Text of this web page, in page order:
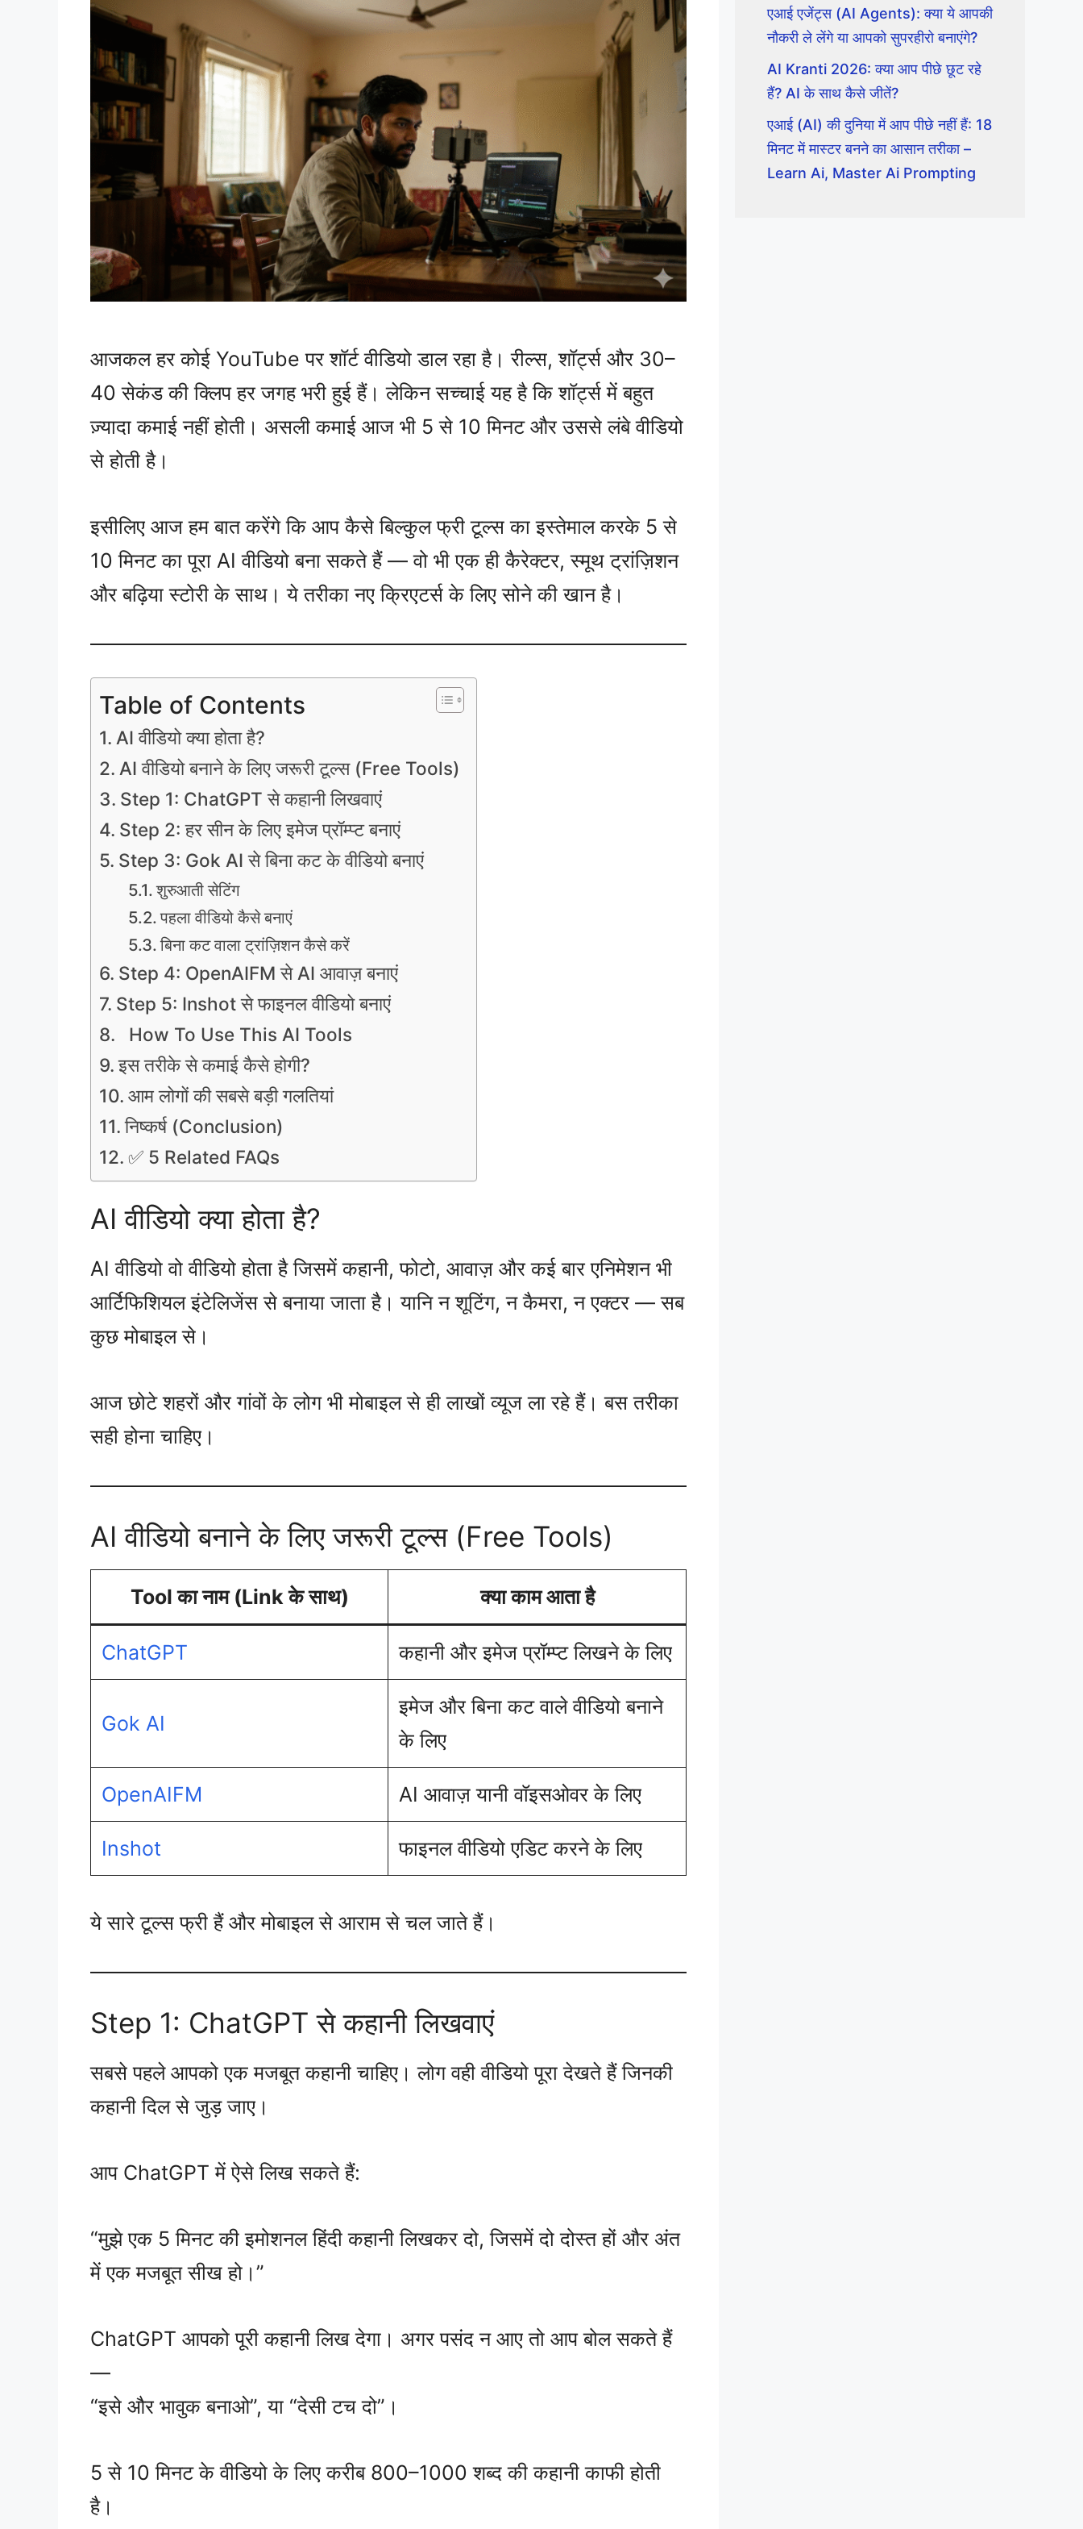
आजकल हर कोई YouTube पर शॉर्ट वीडियो डाल रहा है। रील्स, शॉर्ट्स और 30–
40 सेकंड की क्लिप हर जगह भरी हुई हैं। लेकिन सच्चाई यह है कि शॉर्ट्स में बहुत
ज़्यादा कमाई नहीं होती। असली कमाई आज भी 5 से 10 मिनट और उससे लंबे वीडियो
से होती है।
इसीलिए आज हम बात करेंगे कि आप कैसे बिल्कुल फ्री टूल्स का इस्तेमाल करके 5 से
10 मिनट का पूरा AI वीडियो बना सकते हैं — वो भी एक ही कैरेक्टर, स्मूथ ट्रांज़िशन
और बढ़िया स्टोरी के साथ। ये तरीका नए क्रिएटर्स के लिए सोने की खान है।
Table of Contents
AI वीडियो क्या होता है?
AI वीडियो बनाने के लिए जरूरी टूल्स (Free Tools)
Step 1: ChatGPT से कहानी लिखवाएं
Step 2: हर सीन के लिए इमेज प्रॉम्प्ट बनाएं
Step 3: Gok AI से बिना कट के वीडियो बनाएं
शुरुआती सेटिंग
पहला वीडियो कैसे बनाएं
बिना कट वाला ट्रांज़िशन कैसे करें
Step 4: OpenAIFM से AI आवाज़ बनाएं
Step 5: Inshot से फाइनल वीडियो बनाएं
How To Use This AI Tools
इस तरीके से कमाई कैसे होगी?
आम लोगों की सबसे बड़ी गलतियां
निष्कर्ष (Conclusion)
✅ 5 Related FAQs
AI वीडियो क्या होता है?
AI वीडियो वो वीडियो होता है जिसमें कहानी, फोटो, आवाज़ और कई बार एनिमेशन भी
आर्टिफिशियल इंटेलिजेंस से बनाया जाता है। यानि न शूटिंग, न कैमरा, न एक्टर — सब
कुछ मोबाइल से।
आज छोटे शहरों और गांवों के लोग भी मोबाइल से ही लाखों व्यूज ला रहे हैं। बस तरीका
सही होना चाहिए।
AI वीडियो बनाने के लिए जरूरी टूल्स (Free Tools)
Tool का नाम (Link के साथ) क्या काम आता है
ChatGPT कहानी और इमेज प्रॉम्प्ट लिखने के लिए
Gok AI
इमेज और बिना कट वाले वीडियो बनाने
के लिए
OpenAIFM AI आवाज़ यानी वॉइसओवर के लिए
Inshot फाइनल वीडियो एडिट करने के लिए
ये सारे टूल्स फ्री हैं और मोबाइल से आराम से चल जाते हैं।
Step 1: ChatGPT से कहानी लिखवाएं
सबसे पहले आपको एक मजबूत कहानी चाहिए। लोग वही वीडियो पूरा देखते हैं जिनकी
कहानी दिल से जुड़ जाए।
आप ChatGPT में ऐसे लिख सकते हैं:
“मुझे एक 5 मिनट की इमोशनल हिंदी कहानी लिखकर दो, जिसमें दो दोस्त हों और अंत
में एक मजबूत सीख हो।”
ChatGPT आपको पूरी कहानी लिख देगा। अगर पसंद न आए तो आप बोल सकते हैं
—
“इसे और भावुक बनाओ”, या “देसी टच दो”।
5 से 10 मिनट के वीडियो के लिए करीब 800–1000 शब्द की कहानी काफी होती
है।
एआई एजेंट्स (AI Agents): क्या ये आपकी
नौकरी ले लेंगे या आपको सुपरहीरो बनाएंगे?
AI Kranti 2026: क्या आप पीछे छूट रहे
हैं? AI के साथ कैसे जीतें?
एआई (AI) की दुनिया में आप पीछे नहीं हैं: 18
मिनट में मास्टर बनने का आसान तरीका –
Learn Ai, Master Ai Prompting